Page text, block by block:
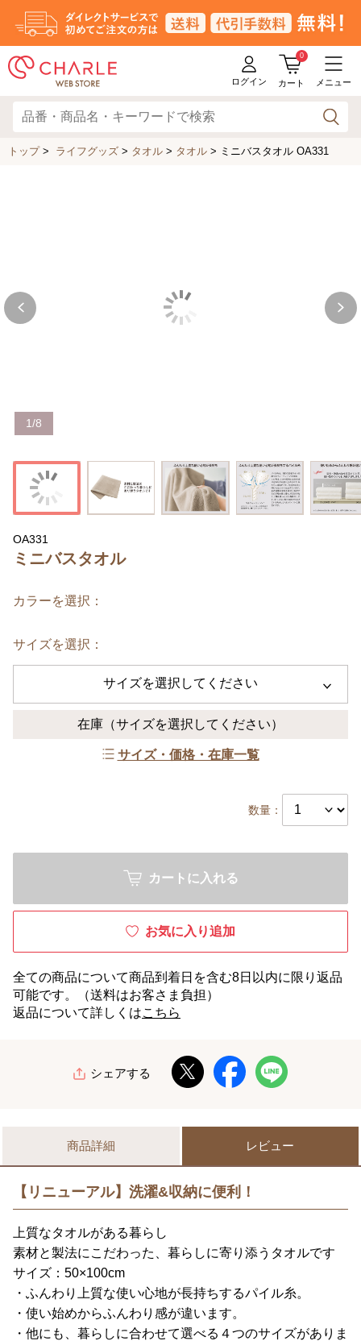
ログイン
0
カート メニュー
トップ> ライフグッズ > タオル > タオル > ミニバスタオル OA331
1/8
OA331
ミニバスタオル
カラーを選択：
サイズを選択：
サイズを選択してください
在庫 （サイズを選択してください）
サイズ・価格・在庫一覧
数量：
カートに入れる
お気に入り追加
全ての商品について商品到着日を含む8日以内に限り返品
可能です。（送料はお客さま負担）
返品について詳しくはこちら
シェアする
商品詳細 レビュー
【リニューアル】洗濯&収納に便利！
上質なタオルがある暮らし
素材と製法にこだわった、暮らしに寄り添うタオルです
サイズ：50×100cm
・ふんわり上質な使い心地が長持ちするパイル糸。
・使い始めからふんわり感が違います。
・他にも、暮らしに合わせて選べる４つのサイズがありま